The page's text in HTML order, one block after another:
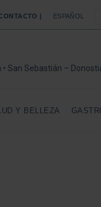
| ESPAÑOL
Y BELLEZA